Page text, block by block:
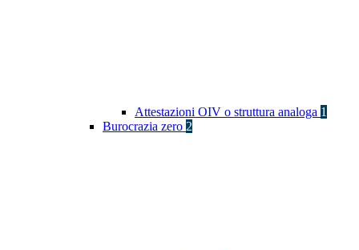
Attestazioni OIV o struttura analoga 1
Burocrazia zero 2